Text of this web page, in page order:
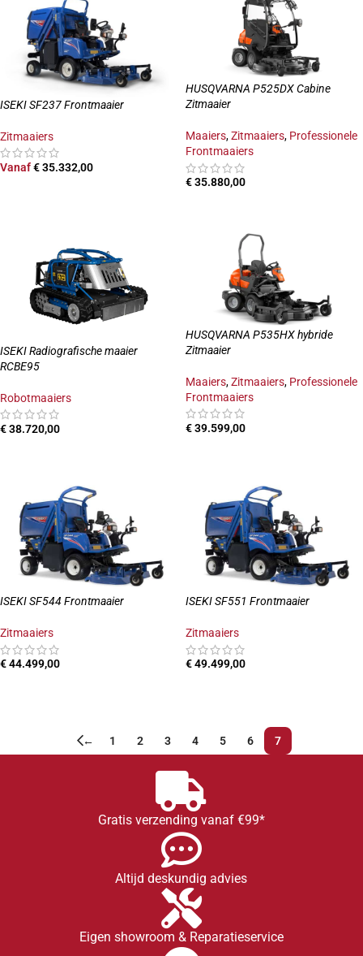
ISEKI SF237 Frontmaaier
Zitmaaiers
Vanaf€35.332,00
HUSQVARNA P525DX Cabine
Zitmaaier
Maaiers,Zitmaaiers, Professionele
Frontmaaiers
€35.880,00
ISEKI Radiografische maaier
RCBE95
Robotmaaiers
€38.720,00
HUSQVARNA P535HX hybride
Zitmaaier
Maaiers,Zitmaaiers, Professionele
Frontmaaiers
€39.599,00
ISEKI SF544 Frontmaaier
Zitmaaiers
€44.499,00
ISEKI SF551 Frontmaaier
Zitmaaiers
€49.499,00
← 1 2 3 4 5 6 7
Gratis verzending vanaf €99*
Altijd deskundig advies
Eigen showroom & Reparatieservice